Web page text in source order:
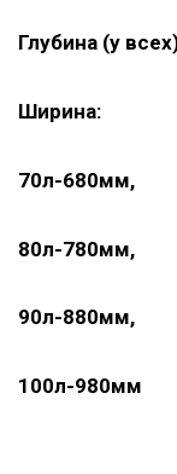
Глубина (у
Ширина:
70л-680мм,
80л-780мм,
90л-880мм,
100л-980мм